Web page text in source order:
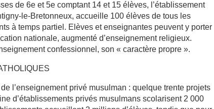
de 6e et 5e comptant 14 et 15 élèves, l’établissement
le-Bretonneux, accueille 100 élèves de tous les
à temps partiel. Elèves et enseignantes peuvent y porter
nationale, augmenté d’enseignement religieux.
confessionnel, son « caractère propre ».
l’enseignement privé musulman : quelque trente projets
d’établissements privés musulmans scolarisent 2 000